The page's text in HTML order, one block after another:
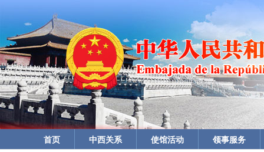
首页 中西关系 使馆活动 领事服务